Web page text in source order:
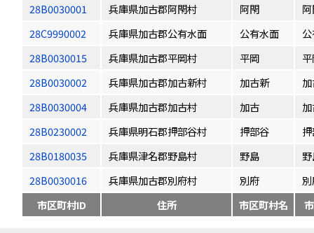
28B0030001
兵庫県加古郡阿閇村 阿閇
28C9990002
兵庫県加古郡公有水面 公有水面
28B0030015
兵庫県加古郡平岡村 平岡
28B0030002
兵庫県加古郡加古新村 加古新
28B0030004
兵庫県加古郡加古村 加古
28B0230002
兵庫県明石郡押部谷村 押部谷
28B0180035
兵庫県津名郡野島村 野島
28B0030016
兵庫県加古郡別府村 別府
市区町村ID
住所 市区町村名